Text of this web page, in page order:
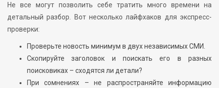
Не все могут позволить себе тратить много времени на
детальный разбор. Вот несколько лайфхаков для экспресс-
проверки:
Проверьте новость минимум в двух независимых СМИ.
Скопируйте заголовок и поискать его в разных
поисковиках – сходятся ли детали?
При сомнениях – не распространяйте информацию